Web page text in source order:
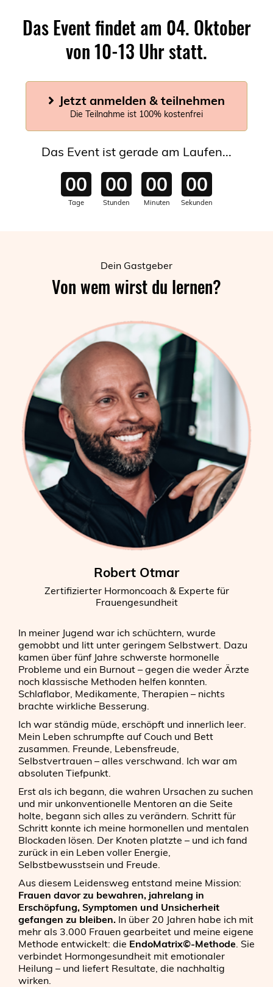
Das Event findet am 04. Oktober
von 10-13 Uhr statt.
Jetzt anmelden & teilnehmen
Die Teilnahme ist 100% kostenfrei
Das Event ist gerade am Laufen...
00
Tage
00
Stunden
00
Minuten
00
Sekunden
Dein Gastgeber
Von wem wirst du lernen?
Robert Otmar
Zertifizierter Hormoncoach & Experte für
Frauengesundheit
In meiner Jugend war ich schüchtern, wurde
gemobbt und litt unter geringem Selbstwert. Dazu
kamen über fünf Jahre schwerste hormonelle
Probleme und ein Burnout – gegen die weder Ärzte
noch klassische Methoden helfen konnten.
Schlaflabor, Medikamente, Therapien – nichts
brachte wirkliche Besserung.
Ich war ständig müde, erschöpft und innerlich leer.
Mein Leben schrumpfte auf Couch und Bett
zusammen. Freunde, Lebensfreude,
Selbstvertrauen – alles verschwand. Ich war am
absoluten Tiefpunkt.
Erst als ich begann, die wahren Ursachen zu suchen
und mir unkonventionelle Mentoren an die Seite
holte, begann sich alles zu verändern. Schritt für
Schritt konnte ich meine hormonellen und mentalen
Blockaden lösen. Der Knoten platzte – und ich fand
zurück in ein Leben voller Energie,
Selbstbewusstsein und Freude.
Aus diesem Leidensweg entstand meine Mission:
Frauen davor zu bewahren, jahrelang in
Erschöpfung, Symptomen und Unsicherheit
gefangen zu bleiben. In über 20 Jahren habe ich mit
mehr als 3.000 Frauen gearbeitet und meine eigene
Methode entwickelt: die EndoMatrix©-Methode . Sie
verbindet Hormongesundheit mit emotionaler
Heilung – und liefert Resultate, die nachhaltig
wirken.